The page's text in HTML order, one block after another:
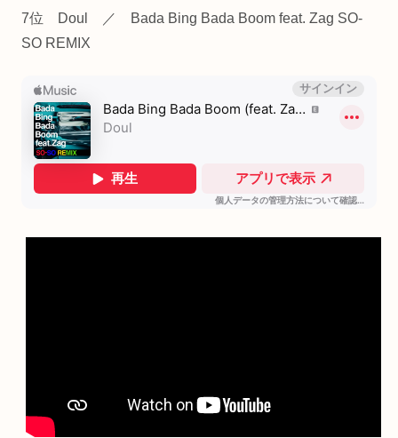
7位 Doul ／ Bada Bing Bada Boom feat. Zag SO-
SO REMIX